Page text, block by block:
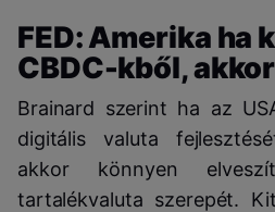
FED: Amerika ha
CBDC-kből,
Brainard szerint ha az
digitális valuta
akkor könnyen
tartalékvaluta szerepét.